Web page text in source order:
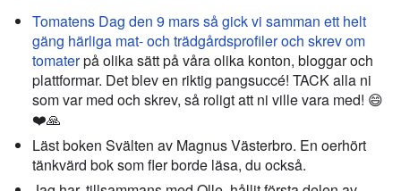
Tomatens Dag den 9 mars så gick vi samman ett helt
gäng härliga mat- och trädgårdsprofiler och skrev om
tomaterpå olika sätt på våra olika konton, bloggar och
plattformar. Det blev en riktig pangsuccé! TACK alla ni
som var med och skrev, så roligt att ni ville vara med! 😄
❤️🙏
Läst boken Svälten av Magnus Västerbro. En oerhört
tänkvärd bok som fler borde läsa, du också.